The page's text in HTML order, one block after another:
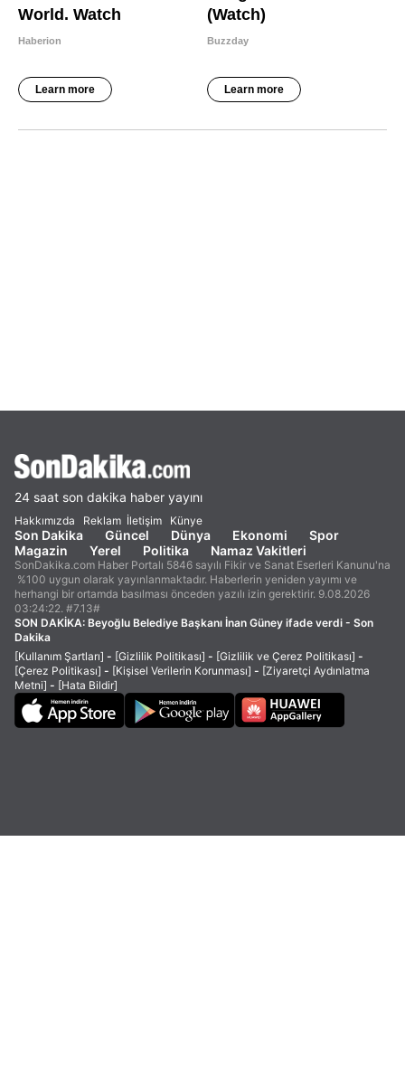
24 saat son dakika haber yayını
Hakkımızda Reklam İletişim Künye
Son Dakika Güncel Dünya Ekonomi
Spor
Magazin
Yerel Politika Namaz Vakitleri
SonDakika.com Haber Portalı 5846 sayılı Fikir ve Sanat Eserleri Kanunu'na
%100 uygun olarak yayınlanmaktadır. Haberlerin yeniden yayımı ve
herhangi bir ortamda basılması önceden yazılı izin gerektirir. 9.08.2026
03:24:22. #7.13#
SON DAKİKA: Beyoğlu Belediye Başkanı İnan Güney ifade verdi - Son
Dakika
[Kullanım Şartları] - [Gizlilik Politikası] - [Gizlilik ve Çerez Politikası] -
[Çerez Politikası] - [Kişisel Verilerin Korunması] - [Ziyaretçi Aydınlatma
Metni] - [Hata Bildir]